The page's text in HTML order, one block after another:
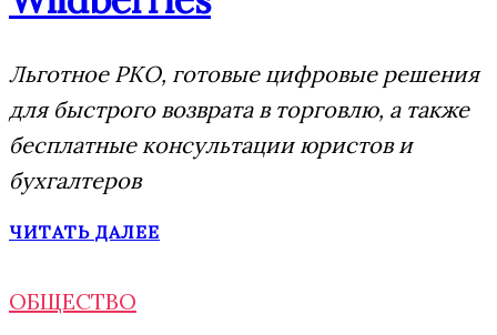
Льготное РКО, готовые цифровые решения
для быстрого возврата в торговлю, а также
бесплатные консультации юристов и
бухгалтеров
ЧИТАТЬ ДАЛЕЕ
ОБЩЕСТВО